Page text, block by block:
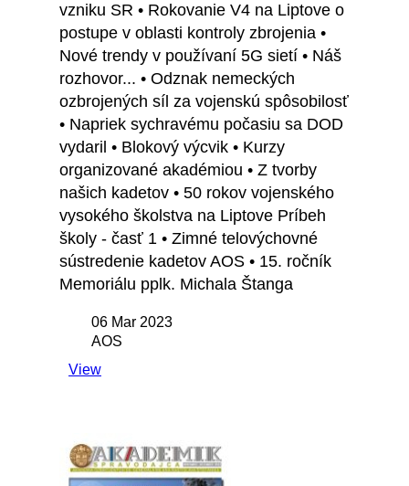
vzniku SR • Rokovanie V4 na Liptove o
postupe v oblasti kontroly zbrojenia •
Nové trendy v používaní 5G sietí • Náš
rozhovor... • Odznak nemeckých
ozbrojených síl za vojenskú spôsobilosť
• Napriek sychravému počasiu sa DOD
vydaril • Blokový výcvik • Kurzy
organizované akadémiou • Z tvorby
našich kadetov • 50 rokov vojenského
vysokého školstva na Liptove Príbeh
školy - časť 1 • Zimné telovýchovné
sústredenie kadetov AOS • 15. ročník
Memoriálu pplk. Michala Štanga
06 Mar 2023
AOS
View